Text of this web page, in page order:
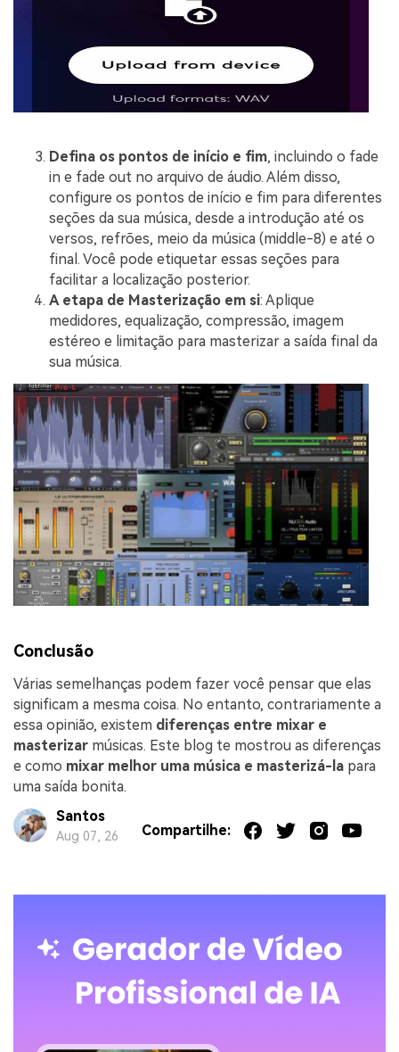
Defina os pontos de início e fim, incluindo o fade
in e fade out no arquivo de áudio. Além disso,
configure os pontos de início e fim para diferentes
seções da sua música, desde a introdução até os
versos, refrões, meio da música (middle-8) e até o
final. Você pode etiquetar essas seções para
facilitar a localização posterior.
A etapa de Masterização em si: Aplique
medidores, equalização, compressão, imagem
estéreo e limitação para masterizar a saída final da
sua música.
Conclusão
Várias semelhanças podem fazer você pensar que elas
significam a mesma coisa. No entanto, contrariamente a
essa opinião, existem diferenças entre mixar e
masterizar músicas. Este blog te mostrou as diferenças
e como mixar melhor uma música e masterizá-la para
uma saída bonita.
Santos
Aug 07, 26 Compartilhe: